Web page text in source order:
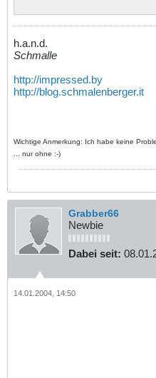
h.a.n.d.
Schmalle
http://impressed.by
http://blog.schmalenberger.it
Wichtige Anmerkung: Ich habe keine
... nur ohne :-)
Grabber66
Newbie
Dabei seit:
14.01.2004, 14:50